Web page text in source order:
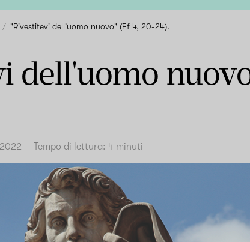
"Rivestitevi dell'uomo nuovo" (Ef 4, 20-24).
dell'uomo
- Tempo di lettura: 4 minuti